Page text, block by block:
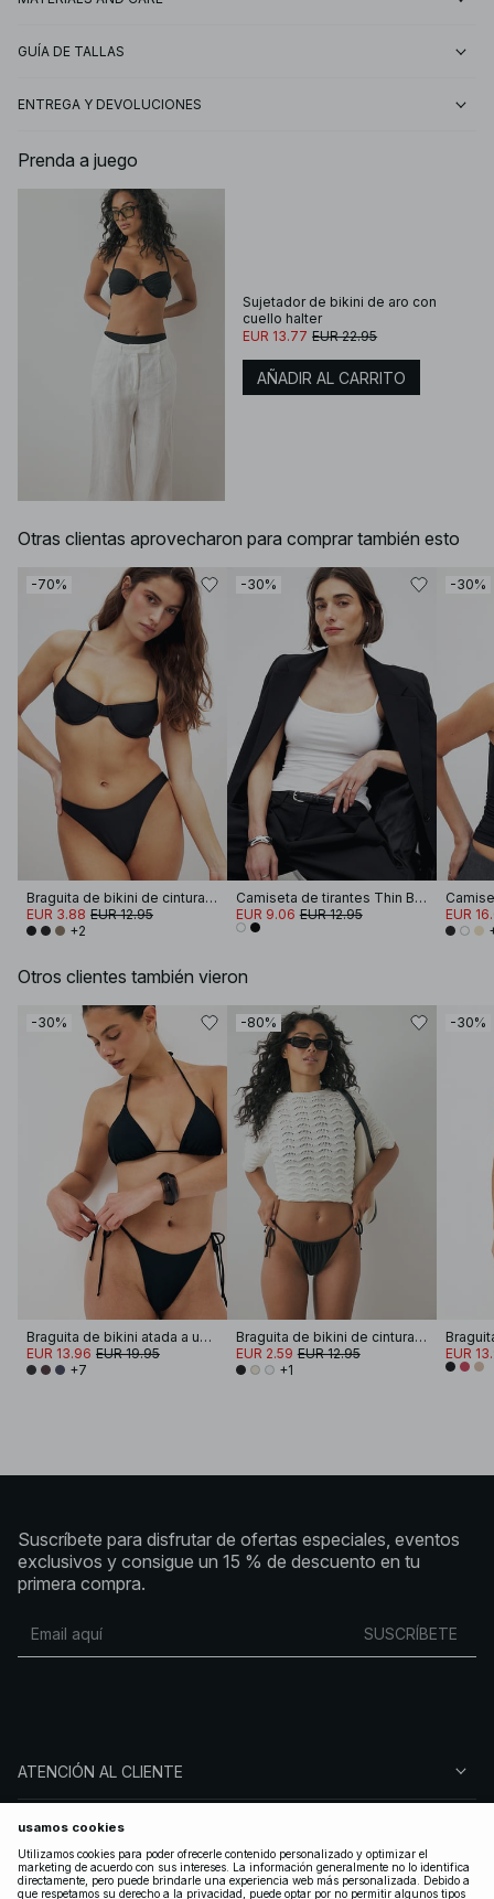
GUÍA DE TALLAS
ENTREGA Y DEVOLUCIONES
Prenda a juego
Sujetador de bikini de aro con
cuello halter
EUR 13.77 EUR 22.95
AÑADIR AL CARRITO
Otras clientas aprovecharon para comprar también esto
-70%
Braguita de bikini de cintura alta
EUR 3.88 EUR 12.95
+2
-30%
Camiseta de tirantes Thin Basic
EUR 9.06 EUR 12.95
-30%
EUR
Otros clientes también vieron
-30%
Braguita de bikini atada a un lado
EUR 13.96 EUR 19.95
+7
-80%
Braguita de bikini de cintura alta con cordón
EUR 2.59 EUR 12.95
+1
-30%
EUR
Suscríbete para disfrutar de ofertas especiales, eventos
exclusivos y consigue un 15 % de descuento en tu
primera compra.
SUSCRÍBETE
ATENCIÓN AL CLIENTE
SOBRE NA-KD
SÍGUENOS